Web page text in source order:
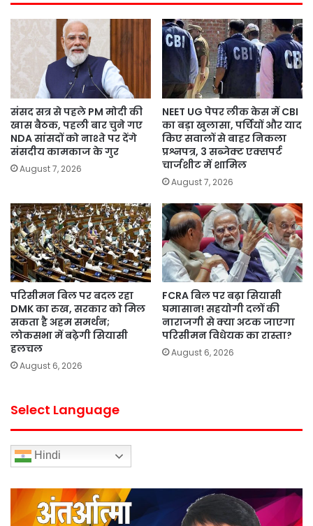
संसद सत्र से पहले PM मोदी की
खास बैठक, पहली बार चुने गए
NDA सांसदों को नाश्ते पर देंगे
संसदीय कामकाज के गुर
August 7, 2026
NEET UG पेपर लीक केस में CBI
का बड़ा खुलासा, पर्चियों और याद
किए सवालों से बाहर निकला
प्रश्नपत्र, 3 सब्जेक्ट एक्सपर्ट
चार्जशीट में शामिल
August 7, 2026
परिसीमन बिल पर बदल रहा
DMK का रुख, सरकार को मिल
सकता है अहम समर्थन;
लोकसभा में बढ़ेगी सियासी
हलचल
August 6, 2026
FCRA बिल पर बढ़ा सियासी
घमासान! सहयोगी दलों की
नाराजगी से क्या अटक जाएगा
परिसीमन विधेयक का रास्ता?
August 6, 2026
Select Language
Hindi